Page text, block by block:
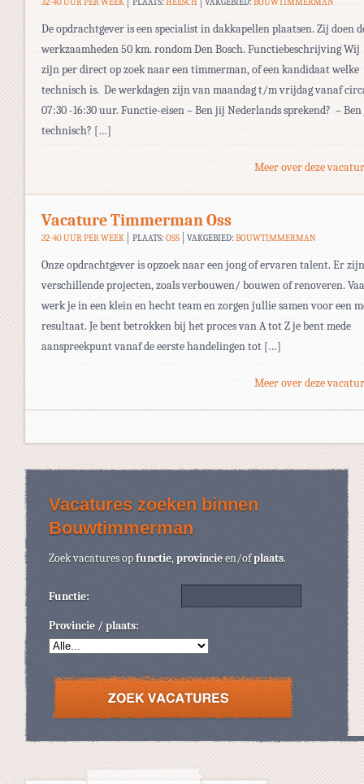
De opdrachtgever is een specialist in dakkapellen plaatsen. Zij doen
werkzaamheden 50 km. rondom Den Bosch. Functiebeschrijving Wij
zijn per direct op zoek naar een timmerman, of een kandidaat welke
technisch is. De werkdagen zijn van maandag t/m vrijdag vanaf
07:30 -16:30 uur. Functie-eisen – Ben jij Nederlands sprekend? –
technisch? […]
Meer over deze
Vacature Timmerman Oss
32-40 UUR PER WEEK PLAATS: OSS VAKGEBIED:BOUWTIMMERMAN
Onze opdrachtgever is opzoek naar een jong of ervaren talent. Er zijn
verschillende projecten, zoals verbouwen/ bouwen of renoveren.
werk je in een klein en hecht team en zorgen jullie samen voor een
resultaat. Je bent betrokken bij het proces van A tot Z je bent mede
aanspreekpunt vanaf de eerste handelingen tot […]
Meer over deze
Vacatures zoeken binnen
Bouwtimmerman
Zoek vacatures opfunctie,provincieen/ofplaats.
Functie:
Provincie / plaats: